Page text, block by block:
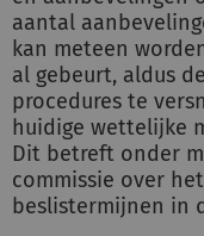
aantal
kan meteen
al gebeurt, aldus
procedures te
huidige wettelijke
Dit betreft onder
commissie over
beslistermijnen in